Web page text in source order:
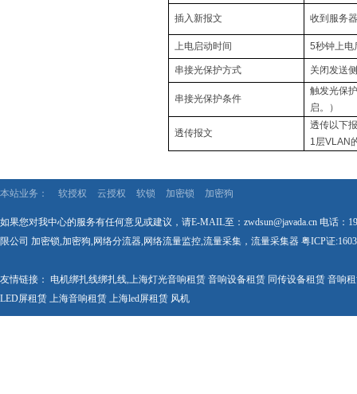
插入新报文 收到服务
上电启动时间 5秒钟上电
串接光保护方式 关闭发送
串接光保护条件
触发光保
启。）
透传报文
透传以下
1层VLAN
本站业务： 软授权 云授权 软锁 加密锁 加密狗
如果您对我中心的服务有任何意见或建议，请E-MAIL至：zwdsun@javada.cn 电话：
限公司 加密锁,加密狗,网络分流器,网络流量监控,流量采集，流量采集器 粤ICP证
友情链接： 电机绑扎线绑扎线,上海灯光音响租赁 音响设备租赁 同传设备租赁 音响
LED屏租赁 上海音响租赁 上海led屏租赁 风机